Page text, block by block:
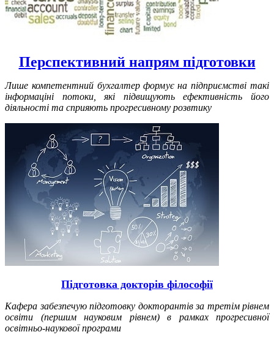
Перспективний напрям підготовки
Лише компетентний бухгалтер формує на підприємстві такі
інформаціні потоки, які підвищують ефективність його
діяльності та сприяють прогресивному розвтику
Підготовка докторів філософії
Кафера забезпечую підготовку докторантів за третім рівнем
освіти (першим науковим рівнем) в рамках прогресивної
освітньо-наукової програми